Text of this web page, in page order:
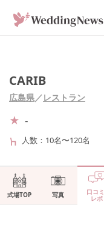
CARIB
広島県／レストラン
-
人数
10名〜120名
式場TOP 写真 口コ
レポ